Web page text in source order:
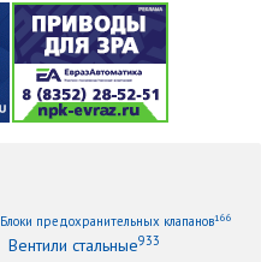
Блоки предохранительных клапанов166
Вентили стальные933